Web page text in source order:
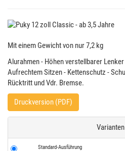
Mit einem Gewicht von nur 7,2 kg
Alurahmen - Höhen verstellbarer
Aufrechtem Sitzen - Kettenschutz -
Rücktritt und Vdr. Bremse.
Druckversion (PDF)
Varianten
Standard-Ausführung